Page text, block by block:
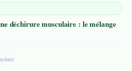
déchirure musculaire : le mélange